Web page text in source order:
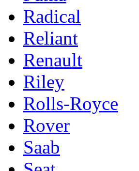
Radical
Reliant
Renault
Riley
Rolls-Royce
Rover
Saab